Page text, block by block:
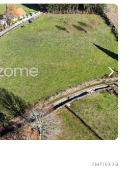
ZMPT591351